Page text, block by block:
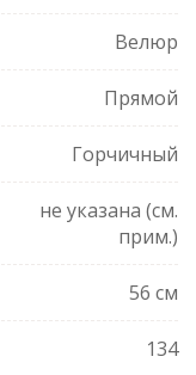
Велюр
Прямой
Горчичный
не указана (см.
прим.)
56 см
134